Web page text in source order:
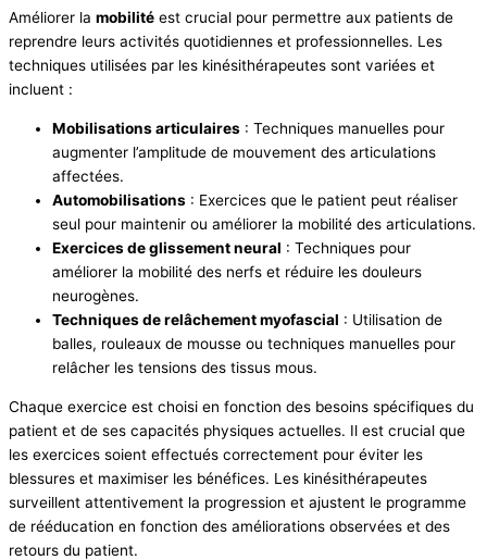
Améliorer la mobilité est crucial pour permettre aux patients de
reprendre leurs activités quotidiennes et professionnelles. Les
techniques utilisées par les kinésithérapeutes sont variées et
incluent :
Mobilisations articulaires : Techniques manuelles pour
augmenter l’amplitude de mouvement des articulations
affectées.
Automobilisations : Exercices que le patient peut réaliser
seul pour maintenir ou améliorer la mobilité des articulations.
Exercices de glissement neural : Techniques pour
améliorer la mobilité des nerfs et réduire les douleurs
neurogènes.
Techniques de relâchement myofascial : Utilisation de
balles, rouleaux de mousse ou techniques manuelles pour
relâcher les tensions des tissus mous.
Chaque exercice est choisi en fonction des besoins spécifiques du
patient et de ses capacités physiques actuelles. Il est crucial que
les exercices soient effectués correctement pour éviter les
blessures et maximiser les bénéfices. Les kinésithérapeutes
surveillent attentivement la progression et ajustent le programme
de rééducation en fonction des améliorations observées et des
retours du patient.